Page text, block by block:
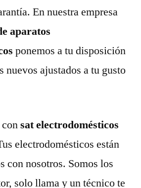
En nuestra empresa
aparatos
ponemos a tu disposición
nuevos ajustados a tu gusto
sat electrodomésticos
electrodomésticos están
con nosotros. Somos los
solo llama y un técnico te